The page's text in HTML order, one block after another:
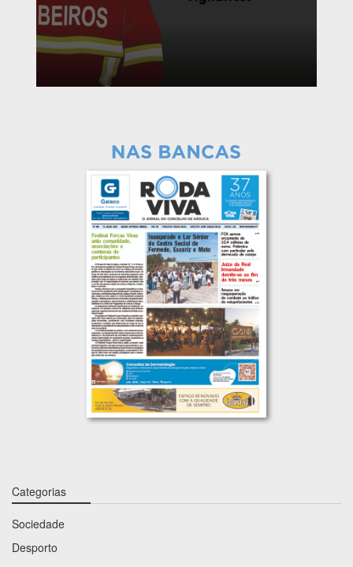
Categorias
Sociedade
Desporto